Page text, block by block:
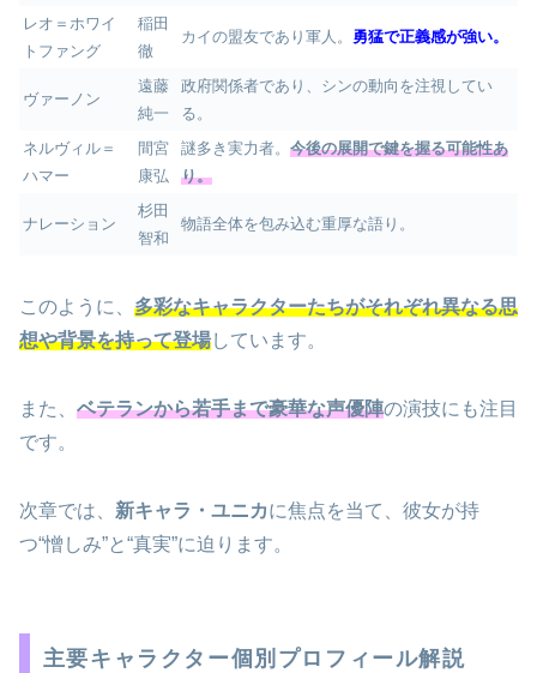
レオ＝ホワイ
トファング
稲田
徹
カイの盟友であり軍人。 勇猛で正義感が強い。
ヴァーノン
遠藤
純一
政府関係者であり、シンの動向を注視してい
る。
ネルヴィル＝
ハマー
間宮
康弘
謎多き実力者。 今後の展開で鍵を握る可能性あ
り。
ナレーション
杉田
智和
物語全体を包み込む重厚な語り。
このように、 多彩なキャラクターたちがそれぞれ異なる思
想や背景を持って登場しています。
また、 ベテランから若手まで豪華な声優陣の演技にも注目
です。
次章では、 新キャラ・ユニカに焦点を当て、彼女が持
つ“憎しみ”と“真実”に迫ります。
主要キャラクター個別プロフィール解説